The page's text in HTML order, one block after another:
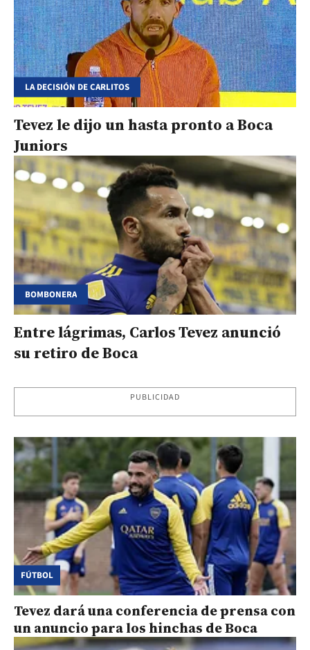
LA DECISIÓN DE CARLITOS
Tevez le dijo un hasta pronto a Boca
Juniors
BOMBONERA
Entre lágrimas, Carlos Tevez anunció
su retiro de Boca
PUBLICIDAD
FÚTBOL
Tevez dará una conferencia de prensa con
un anuncio para los hinchas de Boca